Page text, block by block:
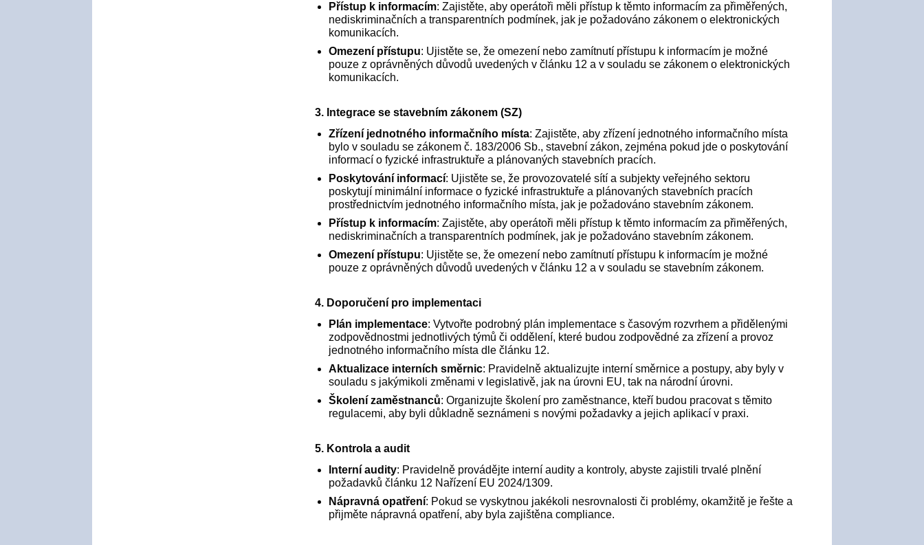
Přístup k informacím: Zajistěte, aby operátoři měli přístup k těmto informacím za přiměřených,
nediskriminačních a transparentních podmínek, jak je požadováno zákonem o elektronických
komunikacích.
Omezení přístupu: Ujistěte se, že omezení nebo zamítnutí přístupu k informacím je možné
pouze z oprávněných důvodů uvedených v článku 12 a v souladu se zákonem o elektronických
komunikacích.
3. Integrace se stavebním zákonem (SZ)
Zřízení jednotného informačního místa: Zajistěte, aby zřízení jednotného informačního místa
bylo v souladu se zákonem č. 183/2006 Sb., stavební zákon, zejména pokud jde o poskytování
informací o fyzické infrastruktuře a plánovaných stavebních pracích.
Poskytování informací: Ujistěte se, že provozovatelé sítí a subjekty veřejného sektoru
poskytují minimální informace o fyzické infrastruktuře a plánovaných stavebních pracích
prostřednictvím jednotného informačního místa, jak je požadováno stavebním zákonem.
Přístup k informacím: Zajistěte, aby operátoři měli přístup k těmto informacím za přiměřených,
nediskriminačních a transparentních podmínek, jak je požadováno stavebním zákonem.
Omezení přístupu: Ujistěte se, že omezení nebo zamítnutí přístupu k informacím je možné
pouze z oprávněných důvodů uvedených v článku 12 a v souladu se stavebním zákonem.
4. Doporučení pro implementaci
Plán implementace: Vytvořte podrobný plán implementace s časovým rozvrhem a přidělenými
zodpovědnostmi jednotlivých týmů či oddělení, které budou zodpovědné za zřízení a provoz
jednotného informačního místa dle článku 12.
Aktualizace interních směrnic: Pravidelně aktualizujte interní směrnice a postupy, aby byly v
souladu s jakýmikoli změnami v legislativě, jak na úrovni EU, tak na národní úrovni.
Školení zaměstnanců: Organizujte školení pro zaměstnance, kteří budou pracovat s těmito
regulacemi, aby byli důkladně seznámeni s novými požadavky a jejich aplikací v praxi.
5. Kontrola a audit
Interní audity: Pravidelně provádějte interní audity a kontroly, abyste zajistili trvalé plnění
požadavků článku 12 Nařízení EU 2024/1309.
Nápravná opatření: Pokud se vyskytnou jakékoli nesrovnalosti či problémy, okamžitě je řešte a
přijměte nápravná opatření, aby byla zajištěna compliance.